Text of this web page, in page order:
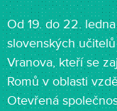
Od 19. do 22.
slovenských
Vranova, kteří se
Romů v oblasti
Otevřená